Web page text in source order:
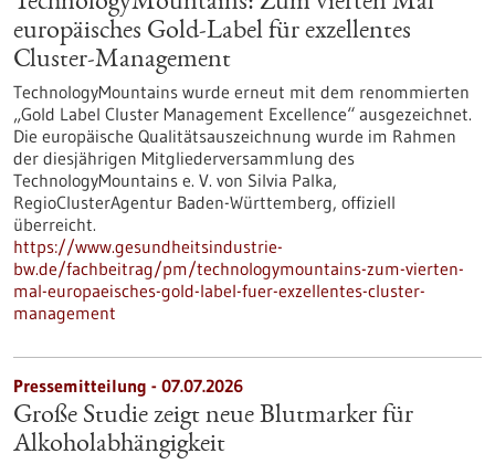
europäisches Gold-Label für exzellentes
Cluster-Management
TechnologyMountains wurde erneut mit dem renommierten
„Gold Label Cluster Management Excellence“ ausgezeichnet.
Die europäische Qualitätsauszeichnung wurde im Rahmen
der diesjährigen Mitgliederversammlung des
TechnologyMountains e. V. von Silvia Palka,
RegioClusterAgentur Baden-Württemberg, offiziell
überreicht.
https://www.gesundheitsindustrie-
bw.de/fachbeitrag/pm/technologymountains-zum-vierten-
mal-europaeisches-gold-label-fuer-exzellentes-cluster-
management
Pressemitteilung - 07.07.2026
Große Studie zeigt neue Blutmarker für
Alkoholabhängigkeit